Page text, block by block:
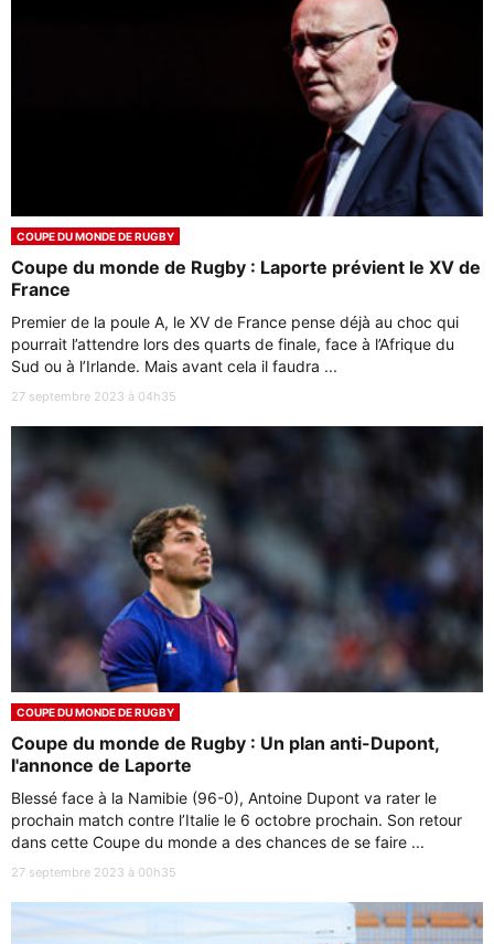
COUPE DU MONDE DE RUGBY
Coupe du monde de Rugby : Laporte prévient le XV de
France
Premier de la poule A, le XV de France pense déjà au choc qui
pourrait l’attendre lors des quarts de finale, face à l’Afrique du
Sud ou à l’Irlande. Mais avant cela il faudra ...
27 septembre 2023 à 04h35
COUPE DU MONDE DE RUGBY
Coupe du monde de Rugby : Un plan anti-Dupont,
l'annonce de Laporte
Blessé face à la Namibie (96-0), Antoine Dupont va rater le
prochain match contre l’Italie le 6 octobre prochain. Son retour
dans cette Coupe du monde a des chances de se faire ...
27 septembre 2023 à 00h35